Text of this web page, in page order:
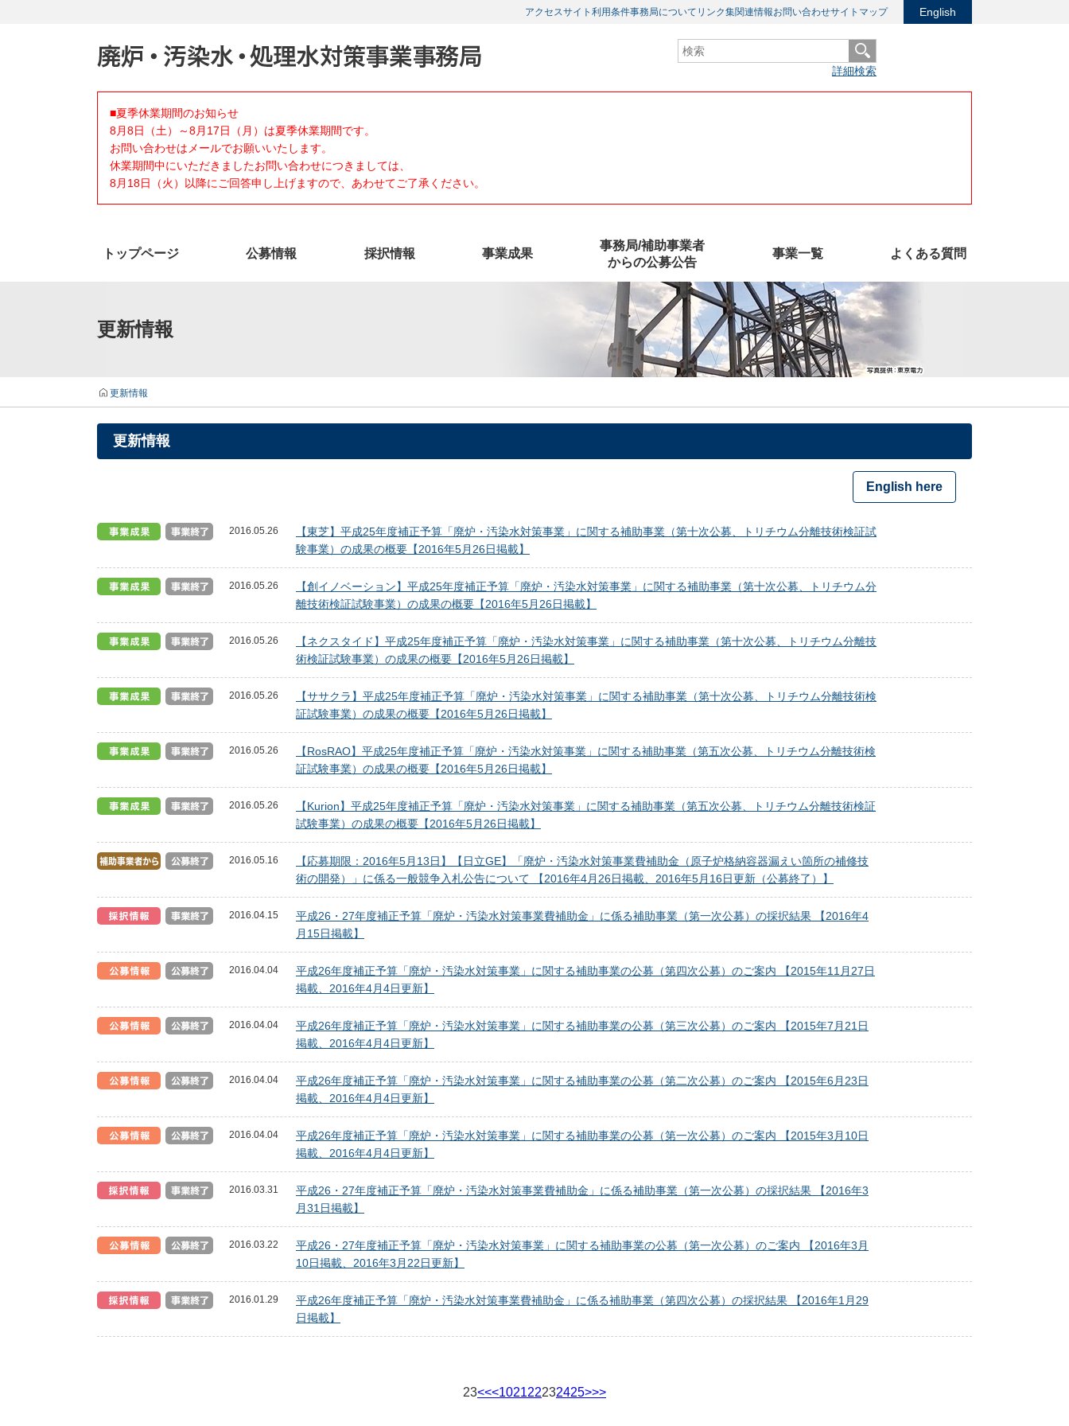
アクセスサイト利用条件事務局について リンク集関連情報お問い合わせサイトマップ English
詳細検索
■夏季休業期間のお知らせ
8月8日（土）～8月17日（月）は夏季休業期間です。
お問い合わせはメールでお願いいたします。
休業期間中にいただきましたお問い合わせにつきましては、
8月18日（火）以降にご回答申し上げますので、あわせてご了承ください。
トップページ 公募情報 採択情報 事業成果
事務局/補助事業者
からの公募公告
事業一覧 よくある質問
更新情報
更新情報
更新情報
English here
2016.05.26
【東芝】平成25年度補正予算「廃炉・汚染水対策事業」に関する補助事業（第十次公募、トリチウム分離技術検証試
験事業）の成果の概要【2016年5月26日掲載】
2016.05.26
【創イノベーション】平成25年度補正予算「廃炉・汚染水対策事業」に関する補助事業（第十次公募、トリチウム分
離技術検証試験事業）の成果の概要【2016年5月26日掲載】
2016.05.26
【ネクスタイド】平成25年度補正予算「廃炉・汚染水対策事業」に関する補助事業（第十次公募、トリチウム分離技
術検証試験事業）の成果の概要【2016年5月26日掲載】
2016.05.26
【ササクラ】平成25年度補正予算「廃炉・汚染水対策事業」に関する補助事業（第十次公募、トリチウム分離技術検
証試験事業）の成果の概要【2016年5月26日掲載】
2016.05.26
【RosRAO】平成25年度補正予算「廃炉・汚染水対策事業」に関する補助事業（第五次公募、トリチウム分離技術検
証試験事業）の成果の概要【2016年5月26日掲載】
2016.05.26
【Kurion】平成25年度補正予算「廃炉・汚染水対策事業」に関する補助事業（第五次公募、トリチウム分離技術検証
試験事業）の成果の概要【2016年5月26日掲載】
2016.05.16
【応募期限：2016年5月13日】【日立GE】「廃炉・汚染水対策事業費補助金（原子炉格納容器漏えい箇所の補修技
術の開発）」に係る一般競争入札公告について 【2016年4月26日掲載、2016年5月16日更新（公募終了）】
2016.04.15
平成26・27年度補正予算「廃炉・汚染水対策事業費補助金」に係る補助事業（第一次公募）の採択結果 【2016年4
月15日掲載】
2016.04.04
平成26年度補正予算「廃炉・汚染水対策事業」に関する補助事業の公募（第四次公募）のご案内 【2015年11月27日
掲載、2016年4月4日更新】
2016.04.04
平成26年度補正予算「廃炉・汚染水対策事業」に関する補助事業の公募（第三次公募）のご案内 【2015年7月21日
掲載、2016年4月4日更新】
2016.04.04
平成26年度補正予算「廃炉・汚染水対策事業」に関する補助事業の公募（第二次公募）のご案内 【2015年6月23日
掲載、2016年4月4日更新】
2016.04.04
平成26年度補正予算「廃炉・汚染水対策事業」に関する補助事業の公募（第一次公募）のご案内 【2015年3月10日
掲載、2016年4月4日更新】
2016.03.31
平成26・27年度補正予算「廃炉・汚染水対策事業費補助金」に係る補助事業（第一次公募）の採択結果 【2016年3
月31日掲載】
2016.03.22
平成26・27年度補正予算「廃炉・汚染水対策事業」に関する補助事業の公募（第一次公募）のご案内 【2016年3月
10日掲載、2016年3月22日更新】
2016.01.29
平成26年度補正予算「廃炉・汚染水対策事業費補助金」に係る補助事業（第四次公募）の採択結果 【2016年1月29
日掲載】
23<<<102122232425>>>